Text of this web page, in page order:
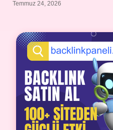
Temmuz 24, 2026